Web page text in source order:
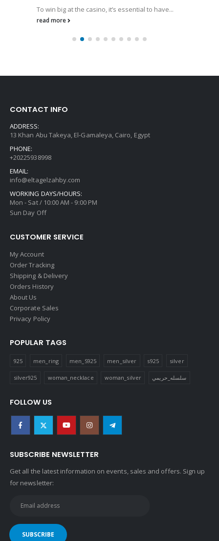
To win big at the casino, it’s essential to have...
read more
CONTACT INFO
ADDRESS:
13 Khan Abu Takeya, El-Gamaleya, Cairo, Egypt
PHONE:
+20225938998
EMAIL:
info@eltagelzahby.com
WORKING DAYS/HOURS:
Mon - Sat / 10:00 AM - 9:00 PM
Sun Day Off
CUSTOMER SERVICE
My Account
Order Tracking
Shipping & Delivery
Orders History
About Us
Corporate Sales
Privacy Policy
POPULAR TAGS
925 men_ring men_S925 men_silver s925 silver
silver925 woman_necklace woman_silver سلسله_حريمي
FOLLOW US
SUBSCRIBE NEWSLETTER
Get all the latest information on events, sales and offers. Sign up
for newsletter: